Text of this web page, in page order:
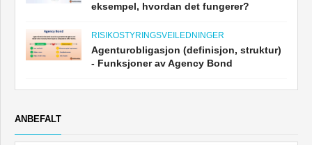
eksempel, hvordan det fungerer?
RISIKOSTYRINGSVEILEDNINGER
Agenturobligasjon (definisjon, struktur)
- Funksjoner av Agency Bond
ANBEFALT